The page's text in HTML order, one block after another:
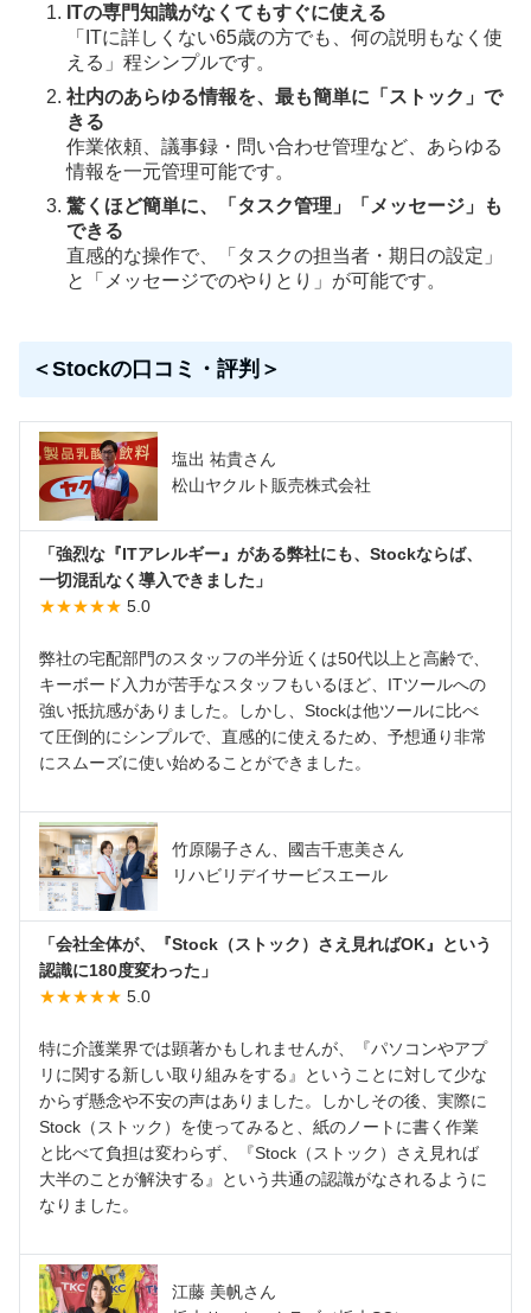
ITの専門知識がなくてもすぐに使える
「ITに詳しくない65歳の方でも、何の説明もなく使
える」程シンプルです。
社内のあらゆる情報を、最も簡単に「ストック」で
きる
作業依頼、議事録・問い合わせ管理など、あらゆる
情報を一元管理可能です。
驚くほど簡単に、「タスク管理」「メッセージ」も
できる
直感的な操作で、「タスクの担当者・期日の設定」
と「メッセージでのやりとり」が可能です。
＜Stockの口コミ・評判＞
塩出 祐貴さん
松山ヤクルト販売株式会社
「強烈な『ITアレルギー』がある弊社にも、Stockならば、
一切混乱なく導入できました」
★★★★★ 5.0
弊社の宅配部門のスタッフの半分近くは50代以上と高齢で、
キーボード入力が苦手なスタッフもいるほど、ITツールへの
強い抵抗感がありました。しかし、Stockは他ツールに比べ
て圧倒的にシンプルで、直感的に使えるため、予想通り非常
にスムーズに使い始めることができました。
竹原陽子さん、國吉千恵美さん
リハビリデイサービスエール
「会社全体が、『Stock（ストック）さえ見ればOK』という
認識に180度変わった」
★★★★★ 5.0
特に介護業界では顕著かもしれませんが、『パソコンやアプ
リに関する新しい取り組みをする』ということに対して少な
からず懸念や不安の声はありました。しかしその後、実際に
Stock（ストック）を使ってみると、紙のノートに書く作業
と比べて負担は変わらず、『Stock（ストック）さえ見れば
大半のことが解決する』という共通の認識がなされるように
なりました。
江藤 美帆さん